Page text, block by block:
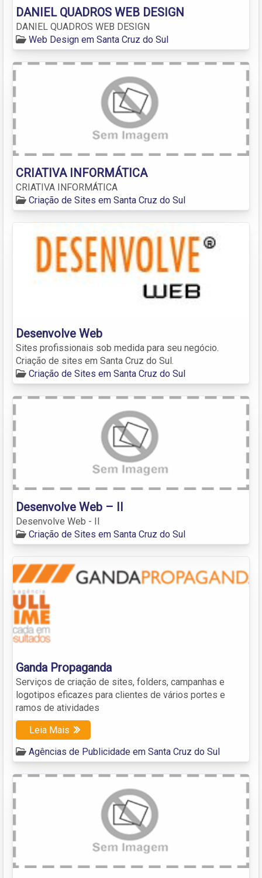
DANIEL QUADROS WEB DESIGN
DANIEL QUADROS WEB DESIGN
Web Design em Santa Cruz do Sul
CRIATIVA INFORMÁTICA
CRIATIVA INFORMÁTICA
Criação de Sites em Santa Cruz do Sul
Desenvolve Web
Sites profissionais sob medida para seu negócio.
Criação de sites em Santa Cruz do Sul.
Criação de Sites em Santa Cruz do Sul
Desenvolve Web – II
Desenvolve Web - II
Criação de Sites em Santa Cruz do Sul
Ganda Propaganda
Serviços de criação de sites, folders, campanhas e
logotipos eficazes para clientes de vários portes e
ramos de atividades
Leia Mais
Agências de Publicidade em Santa Cruz do Sul